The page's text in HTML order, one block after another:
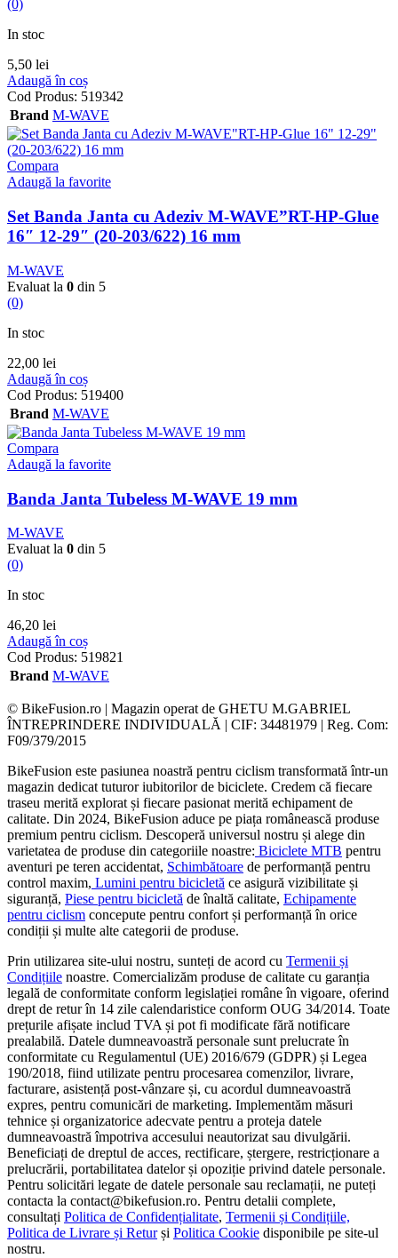
(0)
In stoc
5,50 lei
Adaugă în coș
Cod Produs: 519342
Brand M-WAVE
Compara
Adaugă la favorite
Set Banda Janta cu Adeziv M-WAVE”RT-HP-Glue
16″ 12-29″ (20-203/622) 16 mm
M-WAVE
Evaluat la 0 din 5
(0)
In stoc
22,00 lei
Adaugă în coș
Cod Produs: 519400
Brand M-WAVE
Compara
Adaugă la favorite
Banda Janta Tubeless M-WAVE 19 mm
M-WAVE
Evaluat la 0 din 5
(0)
In stoc
46,20 lei
Adaugă în coș
Cod Produs: 519821
Brand M-WAVE
© BikeFusion.ro | Magazin operat de GHETU M.GABRIEL
ÎNTREPRINDERE INDIVIDUALĂ | CIF: 34481979 | Reg. Com:
F09/379/2015
BikeFusion este pasiunea noastră pentru ciclism transformată într-un
magazin dedicat tuturor iubitorilor de biciclete. Credem că fiecare
traseu merită explorat și fiecare pasionat merită echipament de
calitate. Din 2024, BikeFusion aduce pe piața românească produse
premium pentru ciclism. Descoperă universul nostru și alege din
varietatea de produse din categoriile noastre: Biciclete MTB pentru
aventuri pe teren accidentat, Schimbătoare de performanță pentru
control maxim, Lumini pentru bicicletă ce asigură vizibilitate și
siguranță, Piese pentru bicicletă de înaltă calitate, Echipamente
pentru ciclism concepute pentru confort și performanță în orice
condiții și multe alte categorii de produse.
Prin utilizarea site-ului nostru, sunteți de acord cu Termenii și
Condițiile noastre. Comercializăm produse de calitate cu garanția
legală de conformitate conform legislației române în vigoare, oferind
drept de retur în 14 zile calendaristice conform OUG 34/2014. Toate
prețurile afișate includ TVA și pot fi modificate fără notificare
prealabilă. Datele dumneavoastră personale sunt prelucrate în
conformitate cu Regulamentul (UE) 2016/679 (GDPR) și Legea
190/2018, fiind utilizate pentru procesarea comenzilor, livrare,
facturare, asistență post-vânzare și, cu acordul dumneavoastră
expres, pentru comunicări de marketing. Implementăm măsuri
tehnice și organizatorice adecvate pentru a proteja datele
dumneavoastră împotriva accesului neautorizat sau divulgării.
Beneficiați de dreptul de acces, rectificare, ștergere, restricționare a
prelucrării, portabilitatea datelor și opoziție privind datele personale.
Pentru solicitări legate de datele personale sau reclamații, ne puteți
contacta la contact@bikefusion.ro. Pentru detalii complete,
consultați Politica de Confidențialitate, Termenii și Condițiile,
Politica de Livrare și Returși Politica Cookie disponibile pe site-ul
nostru.